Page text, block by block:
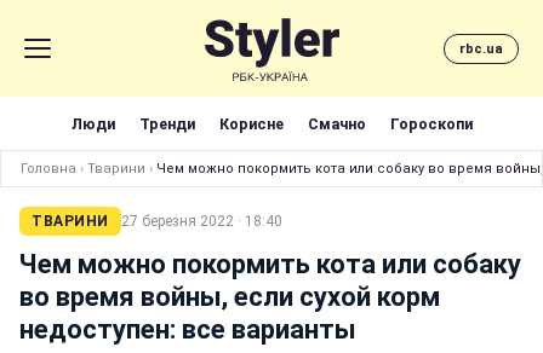
rbc.ua
Люди Тренди Корисне Смачно Гороскопи
Головна › Тварини › Чем можно покормить кота или собаку во время
ТВАРИНИ 27 березня 2022 · 18:40
Чем можно покормить кота или собаку
во время войны, если сухой корм
недоступен: все варианты